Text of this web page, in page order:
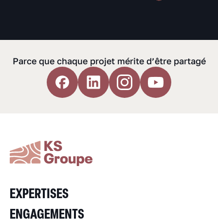
Parce que chaque projet mérite d’être partagé
EXPERTISES
ENGAGEMENTS